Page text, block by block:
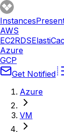
Instances
AWS
EC2RDS
Azure
GCP
Get Notified
Azure
VM